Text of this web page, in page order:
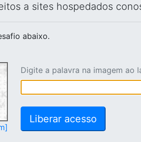
a sites hospedados
abaixo.
Digite a palavra na imagem ao